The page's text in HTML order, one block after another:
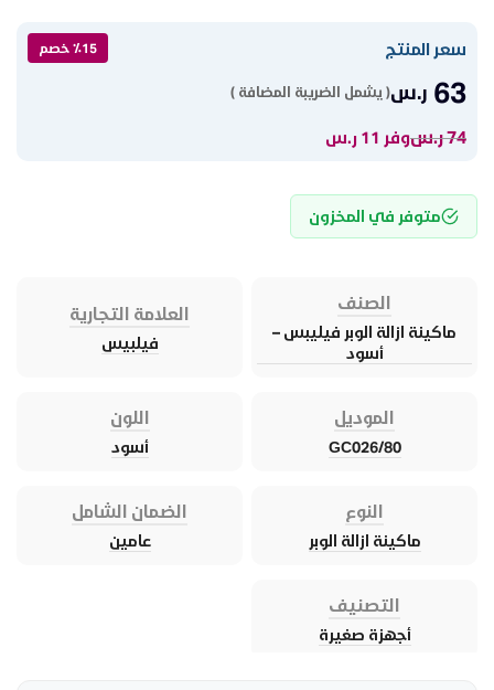
سعر المنتج ٪15 خصم
63 ر.س( يشمل الضريبة المضافة )
74ر.سوفر 11 ر.س
متوفر في المخزون
الصنف
ماكينة ازالة الوبر فيليبس –
أسود
العلامة التجارية
فيلبيس
الموديل
GC026/80
اللون
أسود
النوع
ماكينة ازالة الوبر
الضمان الشامل
عامين
التصنيف
أجهزة صغيرة